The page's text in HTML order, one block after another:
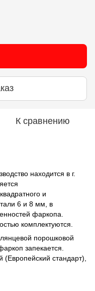
К сравнению
находится в г.
и
6 и 8 мм, в
фаркопа.
комплектуются.
порошковой
запекается.
стандарт),